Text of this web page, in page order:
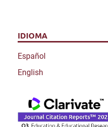
IDIOMA
Español
English